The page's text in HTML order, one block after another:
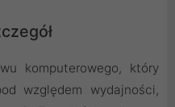
komputerowego, który
względem wydajności,